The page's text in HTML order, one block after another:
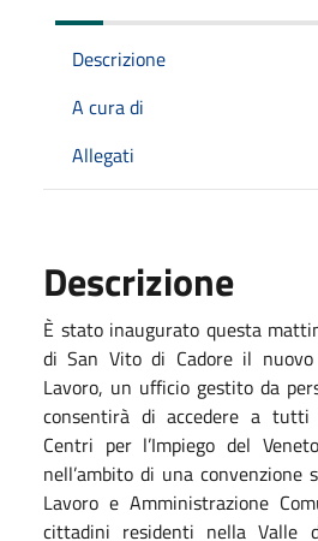
Descrizione
A cura di
Allegati
Descrizione
È stato inaugurato questa
di San Vito di Cadore il nuovo
Lavoro, un ufficio gestito da
consentirà di accedere a
Centri per l’Impiego del
nell’ambito di una convenzione
Lavoro e Amministrazione
cittadini residenti nella Valle